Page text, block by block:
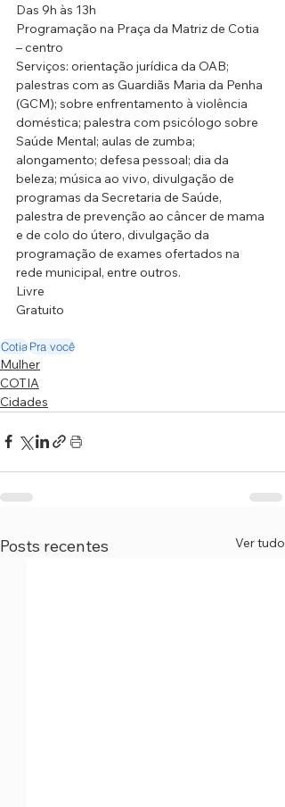
Das 9h às 13h
Programação na Praça da Matriz de Cotia
– centro
Serviços: orientação jurídica da OAB;
palestras com as Guardiãs Maria da Penha
(GCM); sobre enfrentamento à violência
doméstica; palestra com psicólogo sobre
Saúde Mental; aulas de zumba;
alongamento; defesa pessoal; dia da
beleza; música ao vivo, divulgação de
programas da Secretaria de Saúde,
palestra de prevenção ao câncer de mama
e de colo do útero, divulgação da
programação de exames ofertados na
rede municipal, entre outros.
Livre
Gratuito
CotiaPra você
Mulher
COTIA
Cidades
Posts recentes Ver tudo